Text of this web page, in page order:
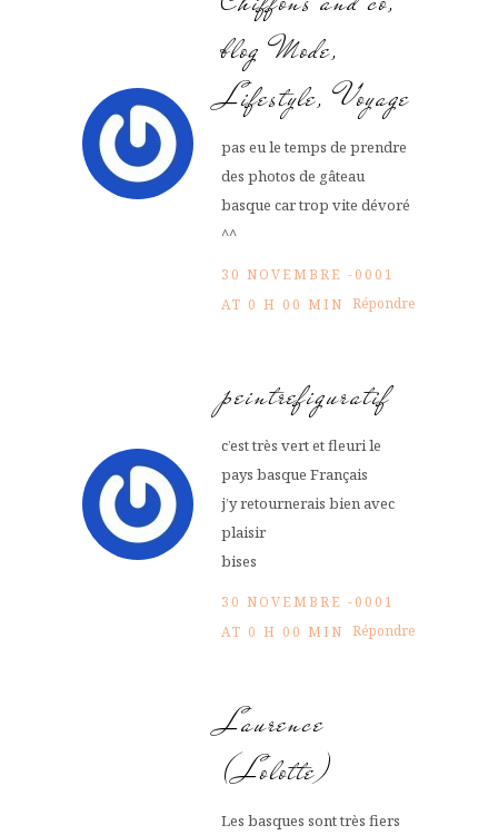
blog Mode,
Lifestyle, Voyage
pas eu le temps de prendre
des photos de gâteau
basque car trop vite dévoré
^^
30 NOVEMBRE -0001
AT 0 H 00 MIN Répondre
peintrefiguratif
c’est très vert et fleuri le
pays basque Français
j’y retournerais bien avec
plaisir
bises
30 NOVEMBRE -0001
AT 0 H 00 MIN Répondre
Laurence
(Lolotte)
Les basques sont très fiers